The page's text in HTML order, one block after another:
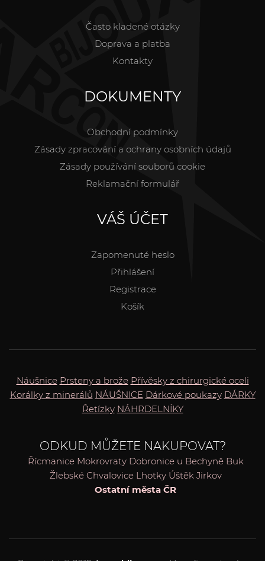
Často kladené otázky
Doprava a platba
Kontakty
DOKUMENTY
Obchodní podmínky
Zásady zpracování a ochrany osobních údajů
Zásady používání souborů cookie
Reklamační formulář
VÁŠ ÚČET
Zapomenuté heslo
Přihlášení
Registrace
Košík
Náušnice Prsteny a brože Přívěsky z chirurgické oceli
Korálky z minerálů NÁUŠNICE Dárkové poukazy DÁRKY
Řetízky NÁHRDELNÍKY
ODKUD MŮŽETE NAKUPOVAT?
Řícmanice Mokrovraty Dobronice u Bechyně Buk
Žlebské Chvalovice Lhotky Úštěk Jirkov
Ostatní města ČR